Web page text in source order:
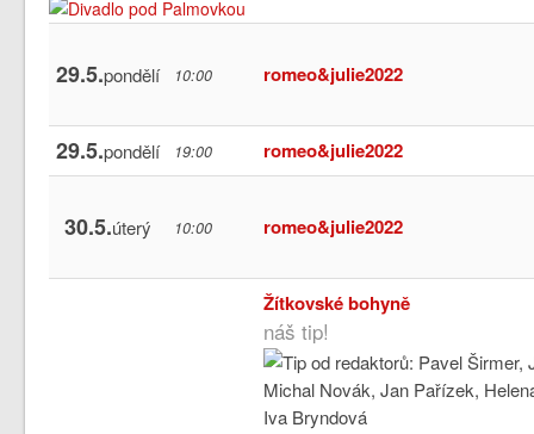
29.5.pondělí 10:00 romeo&julie2022
29.5.pondělí 19:00 romeo&julie2022
30.5.úterý 10:00 romeo&julie2022
Žítkovské bohyně
náš tip!